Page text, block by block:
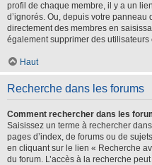
profil de chaque membre, il y a un
d’ignorés. Ou, depuis votre panneau
directement des membres en
également supprimer des
Haut
Recherche dans les forums
Comment rechercher dans les
Saisissez un terme à rechercher
pages d’index, de forums ou de
en cliquant sur le lien « Recherche
du forum. L’accès à la recherche